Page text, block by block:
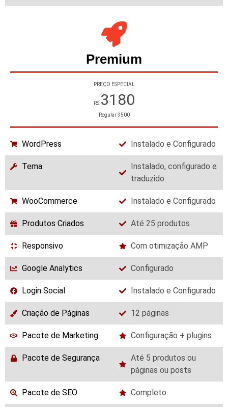
Premium
PREÇO ESPECIAL
R$ 3180
Regular3500
WordPress Instalado e Configurado
Tema
Instalado, configurado e
traduzido
WooCommerce Instalado e Configurado
Produtos Criados Até 25 produtos
Responsivo Com otimização AMP
Google Analytics Configurado
Login Social Instalado e Configurado
Criação de Páginas 12 páginas
Pacote de Marketing Configuração + plugins
Pacote de Segurança
Até 5 produtos ou
páginas ou posts
Pacote de SEO Completo